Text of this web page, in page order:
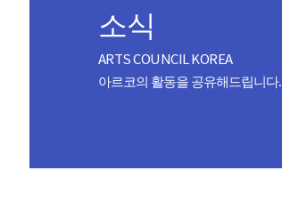
소식
ARTS COUNCIL KOREA
아르코의 활동을 공유해드립니다.